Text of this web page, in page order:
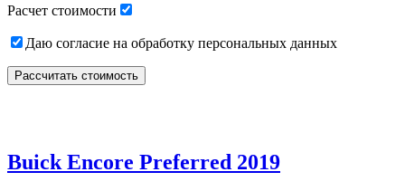
Расчет стоимости
Даю согласие на обработку персональных данных
Buick Encore Preferred 2019